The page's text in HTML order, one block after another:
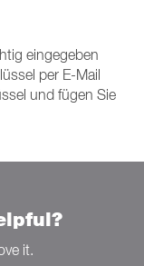
eingegeben
per E-Mail
und fügen Sie
it.